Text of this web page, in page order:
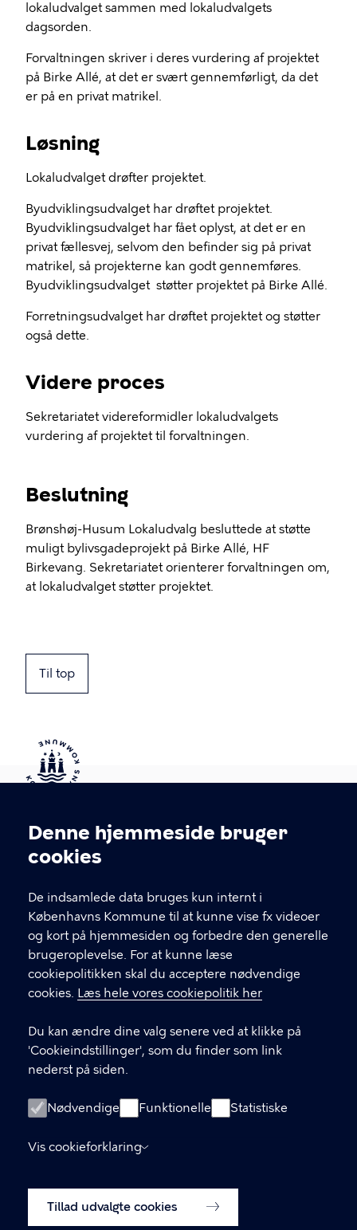
Cookieindstillinger
Denne hjemmeside bruger
cookies
De indsamlede data bruges kun internt i
Københavns Kommune til at kunne vise fx videoer
og kort på hjemmesiden og forbedre den generelle
brugeroplevelse. For at kunne læse
cookiepolitikken skal du acceptere nødvendige
cookies. Læs hele vores cookiepolitik her
Du kan ændre dine valg senere ved at klikke på
'Cookieindstillinger', som du finder som link
nederst på siden.
Nødvendige Funktionelle Statistiske
Vis cookieforklaring
Tillad udvalgte cookies
lokaludvalget sammen med lokaludvalgets
dagsorden.
Forvaltningen skriver i deres vurdering af projektet
på Birke Allé, at det er svært gennemførligt, da det
er på en privat matrikel.
Løsning
Lokaludvalget drøfter projektet.
Byudviklingsudvalget har drøftet projektet.
Byudviklingsudvalget har fået oplyst, at det er en
privat fællesvej, selvom den befinder sig på privat
matrikel, så projekterne kan godt gennemføres.
Byudviklingsudvalget støtter projektet på Birke Allé.
Forretningsudvalget har drøftet projektet og støtter
også dette.
Videre proces
Sekretariatet videreformidler lokaludvalgets
vurdering af projektet til forvaltningen.
Beslutning
Brønshøj-Husum Lokaludvalg besluttede at støtte
muligt bylivsgadeprojekt på Birke Allé, HF
Birkevang. Sekretariatet orienterer forvaltningen om,
at lokaludvalget støtter projektet.
Til top
Kontakt Københavns Kommune
T
fFind andre kontakter her
CVR-nummer64942212
GENVEJE
Digital Post
Databeskyttelse
Tilgængelighedserklæring
Om hjemmesiden
Cookiepolitik